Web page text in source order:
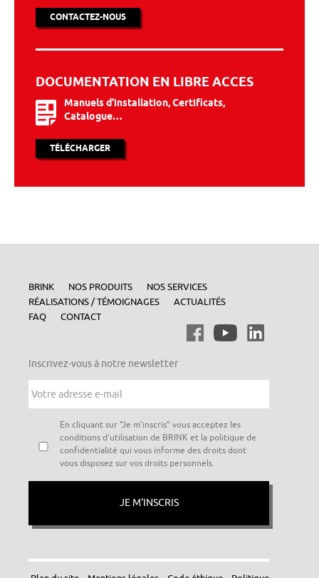
CONTACTEZ-NOUS
DOCUMENTATION EN LIBRE ACCES
Manuels d’installation, Certificats,
Catalogue…
TÉLÉCHARGER
BRINK NOS PRODUITS
NOS SERVICES
RÉALISATIONS / TÉMOIGNAGES
ACTUALITÉS
FAQ
CONTACT
Inscrivez-vous à notre newsletter
Votre
adresse
*
En cliquant sur "Je m'inscris" vous acceptez les
conditions d'utilisation de BRINK et la politique de
confidentialité qui vous informe des droits dont
vous disposez sur vos droits personnels.